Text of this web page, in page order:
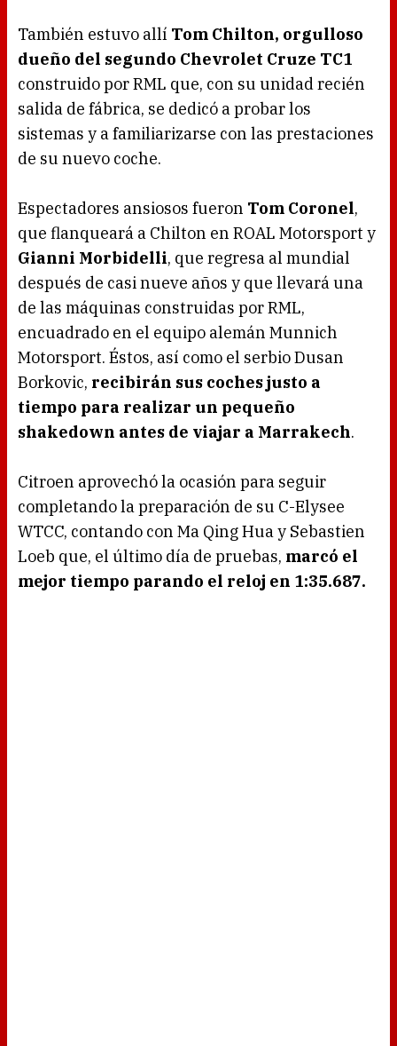
También estuvo allí Tom Chilton, orgulloso
dueño del segundo Chevrolet Cruze TC1
construido por RML que, con su unidad recién
salida de fábrica, se dedicó a probar los
sistemas y a familiarizarse con las prestaciones
de su nuevo coche.
Espectadores ansiosos fueron Tom Coronel,
que flanqueará a Chilton en ROAL Motorsport y
Gianni Morbidelli, que regresa al mundial
después de casi nueve años y que llevará una
de las máquinas construidas por RML,
encuadrado en el equipo alemán Munnich
Motorsport. Éstos, así como el serbio Dusan
Borkovic, recibirán sus coches justo a
tiempo para realizar un pequeño
shakedown antes de viajar a Marrakech.
Citroen aprovechó la ocasión para seguir
completando la preparación de su C-Elysee
WTCC, contando con Ma Qing Hua y Sebastien
Loeb que, el último día de pruebas, marcó el
mejor tiempo parando el reloj en 1:35.687.